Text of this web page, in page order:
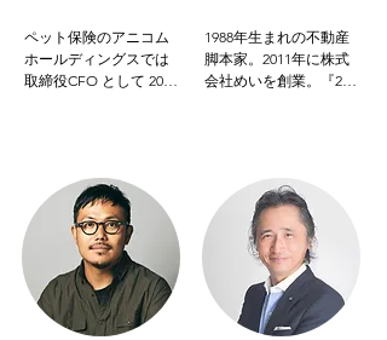
ペット保険のアニコム
ホールディングスでは
取締役CFO として 2010
トコムは 17 年マザーズ
上場、19 年東証一部
へ。 すららネットでは
監査役として 17 年にマ
ザーズ上場するなど豊
富な上場経験を有す
る。 2020 年9月鎌倉投
1988年生まれの不動産
脚本家。2011年に株式
会社めいを創業。『21
若手現代アート作家達
のスタジオ付き共同住
居に誰でも泊まれる宿
泊施設を併設した「河
岸ホテル」や、自由に
ネジ打ちができる壁の
ある家「＋W」を開発供